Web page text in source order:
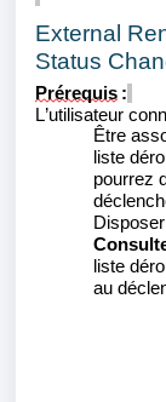
External
Status
Prérequis :
L’utilisateur
Être
liste
pourrez
liste
au